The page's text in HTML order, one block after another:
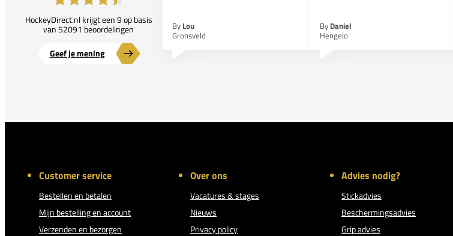
HockeyDirect.nl krijgt een 9 op basis
van 52091 beoordelingen
Geef je mening
By Lou
Gronsveld
By Daniel
Hengelo
Customer service
Bestellen en betalen
Mijn bestelling en account
Verzenden en bezorgen
Over ons
Vacatures & stages
Nieuws
Privacy policy
Advies nodig?
Stickadvies
Beschermingsadvies
Grip advies